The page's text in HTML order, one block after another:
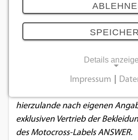
Bihr: Noch mehr
Deutschland
14.08.2019
Der seit Kurzem mit einem
hierzulande nach eigenen
exklusiven Vertrieb der
des Motocross-Labels ANSWER.
Details
Notwendige Cookies
grundlegende Funktionen
einwandfreie Funktion der
Impressum